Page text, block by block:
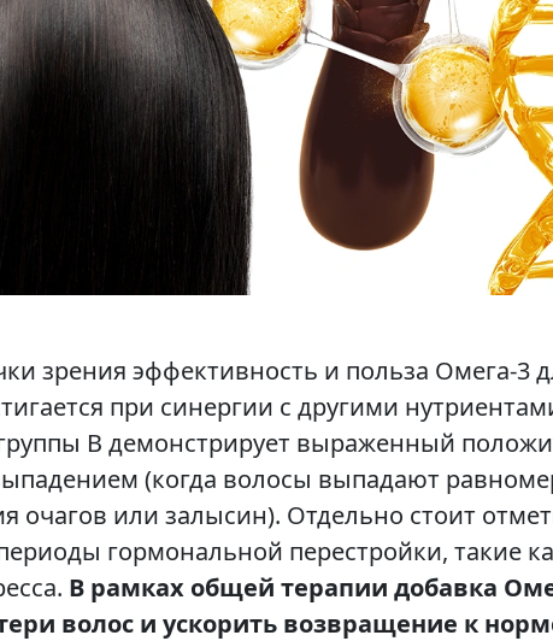
зрения эффективность и польза Омега-
при синергии с другими
В демонстрирует выраженный
(когда волосы выпадают
очагов или залысин). Отдельно стоит
гормональной перестройки, такие
В рамках общей терапии добавка
волос и ускорить возвращение к